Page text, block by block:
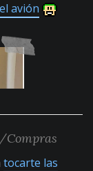
avión
Compras
tocarte las